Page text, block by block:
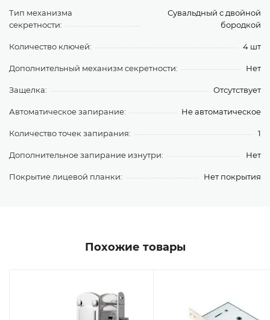
Тип механизма
секретности:
Сувальдный с двойной
бородкой
Количество ключей: 4 шт
Дополнительный механизм секретности: Нет
Защелка: Отсутствует
Автоматическое запирание: Не автоматическое
Количество точек запирания: 1
Дополнительное запирание изнутри: Нет
Покрытие лицевой планки: Нет покрытия
Похожие товары